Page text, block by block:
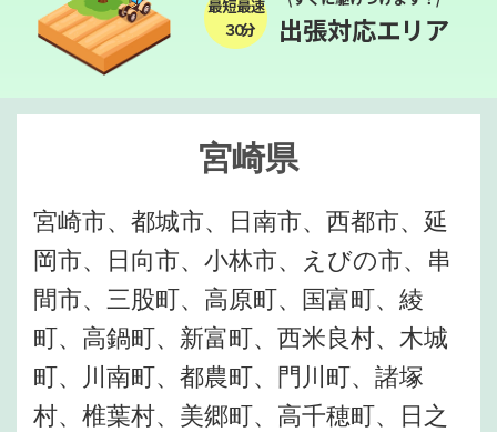
最短最速
３０分
出張対応エリア
宮崎県
宮崎市、都城市、日南市、西都市、延
岡市、日向市、小林市、えびの市、串
間市、三股町、高原町、国富町、綾
町、高鍋町、新富町、西米良村、木城
町、川南町、都農町、門川町、諸塚
村、椎葉村、美郷町、高千穂町、日之